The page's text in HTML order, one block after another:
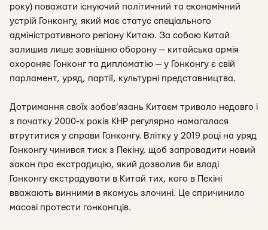
року) поважати існуючий політичний та економічний
устрій Гонконгу, який має статус спеціального
адміністративного регіону Китаю. За собою Китай
залишив лише зовнішню оборону — китайська армія
охороняє Гонконг та дипломатію — у Гонконгу є свій
парламент, уряд, партії, культурні представництва.
Дотримання своїх зобов’язань Китаєм тривало недовго і
з початку 2000-х років КНР регулярно намагалася
втрутитися у справи Гонконгу. Влітку у 2019 році на уряд
Гонконгу чинився тиск з Пекіну, щоб запровадити новий
закон про екстрадицію, який дозволив би владі
Гонконгу екстрадувати в Китай тих, кого в Пекіні
вважають винними в якомусь злочині. Це спричинило
масові протести гонконгців.